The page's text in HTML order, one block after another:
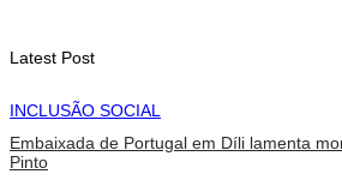
Latest Post
INCLUSÃO SOCIAL
Embaixada de Portugal em Díli lamenta
Pinto